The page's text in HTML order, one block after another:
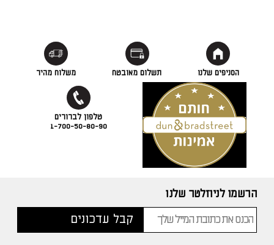
הסניפים שלנו תשלום מאובטח משלוח מהיר
1-700-50-80-90
הרשמו לניוזלטר שלנו